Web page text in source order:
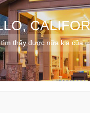
thấy được nữa kia của